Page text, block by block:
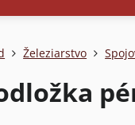
Železiarstvo